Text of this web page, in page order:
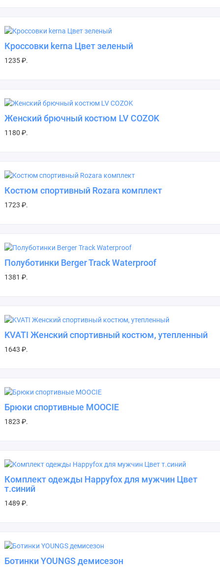
Кроссовки kerna Цвет зеленый
1235 ₽.
Женский брючный костюм LV COZOK
1180 ₽.
Костюм спортивный Rozara комплект
1723 ₽.
Полуботинки Berger Track Waterproof
1381 ₽.
KVATI Женский спортивный костюм, утепленный
1643 ₽.
Брюки спортивные MOOCIE
1823 ₽.
Комплект одежды Happyfox для мужчин Цвет
т.синий
1489 ₽.
Ботинки YOUNGS демисезон